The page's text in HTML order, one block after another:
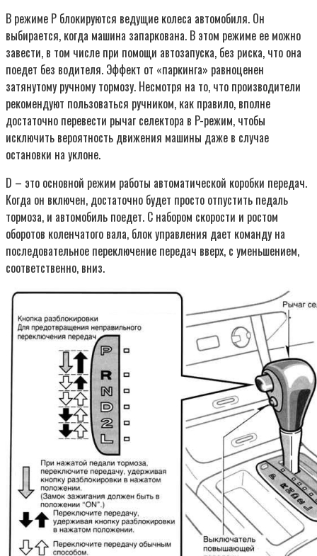
В режиме P блокируются ведущие колеса автомобиля. Он
выбирается, когда машина запаркована. В этом режиме ее можно
завести, в том числе при помощи автозапуска, без риска, что она
поедет без водителя. Эффект от «паркинга» равноценен
затянутому ручному тормозу. Несмотря на то, что производители
рекомендуют пользоваться ручником, как правило, вполне
достаточно перевести рычаг селектора в P-режим, чтобы
исключить вероятность движения машины даже в случае
остановки на уклоне.
D – это основной режим работы автоматической коробки передач.
Когда он включен, достаточно будет просто отпустить педаль
тормоза, и автомобиль поедет. С набором скорости и ростом
оборотов коленчатого вала, блок управления дает команду на
последовательное переключение передач вверх, с уменьшением,
соответственно, вниз.